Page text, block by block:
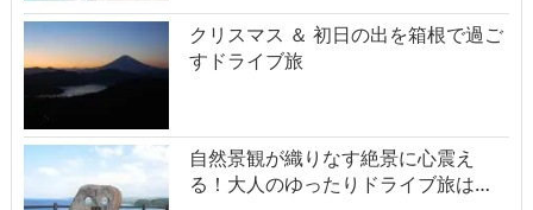
クリスマス ＆ 初日の出を箱根で過ご
すドライブ旅
自然景観が織りなす絶景に心震え
る！大人のゆったりドライブ旅は…